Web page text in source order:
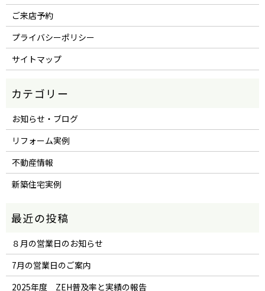
ご来店予約
プライバシーポリシー
サイトマップ
お知らせ・ブログ
リフォーム実例
不動産情報
新築住宅実例
８月の営業日のお知らせ
7月の営業日のご案内
2025年度 ZEH普及率と実績の報告